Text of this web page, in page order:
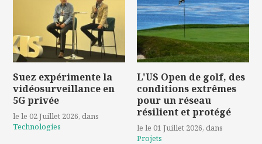
Suez expérimente la
vidéosurveillance en
5G privée
le le 02 Juillet 2026, dans
Technologies
L'US Open de golf, des
conditions extrêmes
pour un réseau
résilient et protégé
le le 01 Juillet 2026, dans
Projets